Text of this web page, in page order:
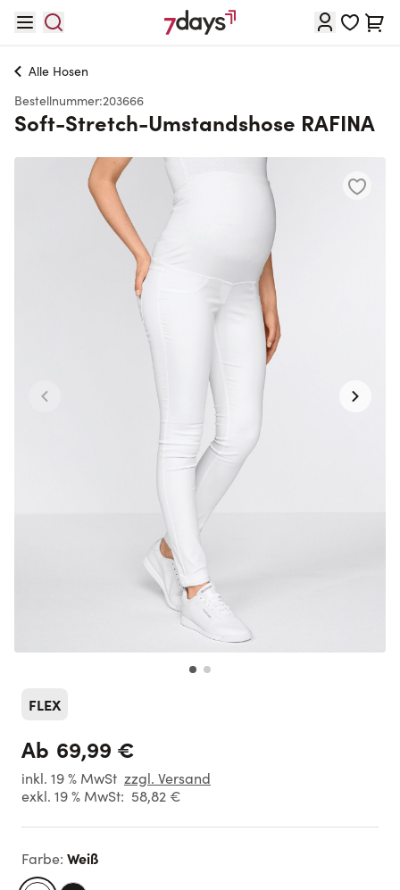
Alle Hosen
Bestellnummer:203666
Soft-Stretch-Umstandshose RAFINA
FLEX
Ab 69,99 €
inkl. 19 % MwSt zzgl. Versand
exkl. 19 % MwSt: 58,82 €
Farbe: Weiß